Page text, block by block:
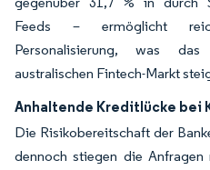
Feeds – ermöglicht
Personalisierung, was das
australischen Fintech-Markt
Anhaltende Kreditlücke bei
Die Risikobereitschaft der
dennoch stiegen die Anfragen